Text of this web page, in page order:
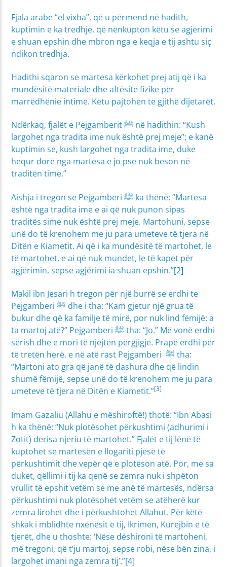
Fjala arabe “el vixha”, që u përmend në hadith,
kuptimin e ka tredhje, që nënkupton këtu se agjërimi
e shuan epshin dhe mbron nga e keqja e tij ashtu siç
ndikon tredhja.
Hadithi sqaron se martesa kërkohet prej atij që i ka
mundësitë materiale dhe aftësitë fizike për
marrëdhënie intime. Këtu pajtohen të gjithë dijetarët.
Ndërkaq, fjalët e Pejgamberit ﷺ në hadithin: “Kush
largohet nga tradita ime nuk është prej meje”; e kanë
kuptimin se, kush largohet nga tradita ime, duke
hequr dorë nga martesa e jo pse nuk beson në
traditën time.”
Aishja i tregon se Pejgamberi ﷺ ka thënë: “Martesa
është nga tradita ime e ai që nuk punon sipas
traditës sime nuk është prej meje. Martohuni, sepse
unë do të krenohem me ju para umeteve të tjera në
Ditën e Kiametit. Ai që i ka mundësitë të martohet, le
të martohet, e ai që nuk mundet, le të kapet për
agjërimin, sepse agjërimi ia shuan epshin.”[2]
Makil ibn Jesari h tregon për një burrë se erdhi te
Pejgamberi ﷺ dhe i tha: “Kam gjetur një grua të
bukur dhe që ka familje të mirë, por nuk lind fëmijë: a
ta martoj atë?” Pejgamberi ﷺ tha: “Jo.” Më vonë erdhi
sërish dhe e mori të njëjtën përgjigje. Prapë erdhi për
të tretën herë, e në atë rast Pejgamberi ﷺ tha:
“Martoni ato gra që janë të dashura dhe që lindin
shumë fëmijë, sepse unë do të krenohem me ju para
umeteve të tjera në Ditën e Kiametit.”[3]
Imam Gazaliu (Allahu e mëshiroftë!) thotë: “Ibn Abasi
h ka thënë: “Nuk plotësohet përkushtimi (adhurimi i
Zotit) derisa njeriu të martohet.” Fjalët e tij lënë të
kuptohet se martesën e llogariti pjesë të
përkushtimit dhe vepër që e plotëson atë. Por, me sa
duket, qëllimi i tij ka qenë se zemra nuk i shpëton
vrullit të epshit vetëm se me anë të martesës, ndërsa
përkushtimi nuk plotësohet vetëm se atëherë kur
zemra lirohet dhe i përkushtohet Allahut. Për këtë
shkak i mblidhte nxënësit e tij, Ikrimen, Kurejbin e të
tjerët, dhe u thoshte: ‘Nëse dëshironi të martoheni,
më tregoni, që t’ju martoj, sepse robi, nëse bën zina, i
largohet imani nga zemra tij’.”[4]